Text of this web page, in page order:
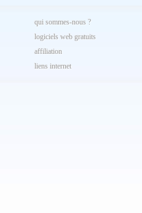
qui sommes-nous ?
logiciels web gratuits
affiliation
liens internet